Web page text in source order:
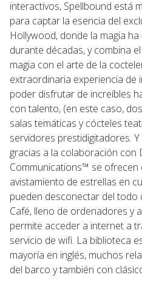
interactivos, Spellbound está
para captar la esencia del
Hollywood, donde la magia
durante décadas, y combina
magia con el arte de la
extraordinaria experiencia de
poder disfrutar de increíbles
con talento, (en este caso,
salas temáticas y cócteles
servidores prestidigitadores.
gracias a la colaboración con
Communications™ se ofrecen
avistamiento de estrellas en
pueden desconectar del todo
Café, lleno de ordenadores y
permite acceder a internet a
servicio de wifi. La biblioteca
mayoría en inglés, muchos
del barco y también con